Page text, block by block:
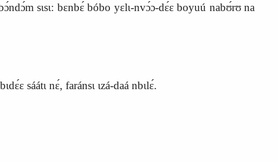
sɩsɩ: bɛnbɛ́ bóbo yɛlɩ-nvɔ́ɔ-dɛ́ɛ boyuú nabʊ́rʊ na
sáátɩ nɛ́, faránsɩ ɩzá-daá nbɩlɛ́.